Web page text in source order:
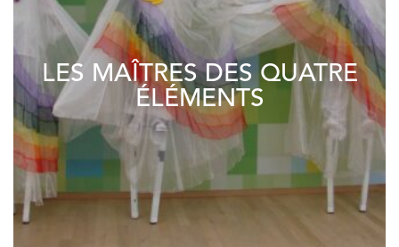
LES MAÎTRES DES QUATRE
ÉLÉMENTS